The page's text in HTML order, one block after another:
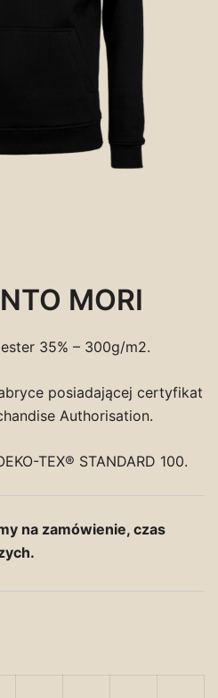
MORI
35% – 300g/m2.
posiadającej certyfikat
Authorisation.
TEX® STANDARD 100.
na zamówienie, czas